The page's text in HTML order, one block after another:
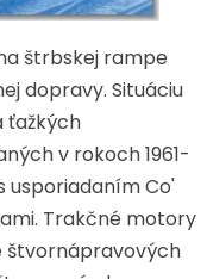
štrbskej rampe
dopravy. Situáciu
ťažkých
v rokoch 1961-
usporiadaním Co'
Trakčné motory
štvornápravových